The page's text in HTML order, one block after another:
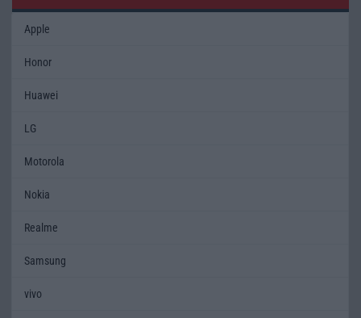
Apple
Honor
Huawei
LG
Motorola
Nokia
Realme
Samsung
vivo